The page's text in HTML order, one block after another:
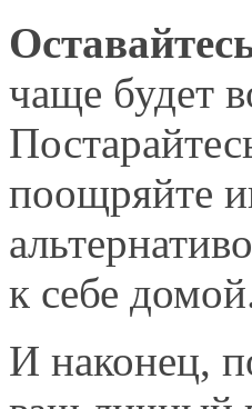
чаще будет
поощряйте
к себе
И наконец,